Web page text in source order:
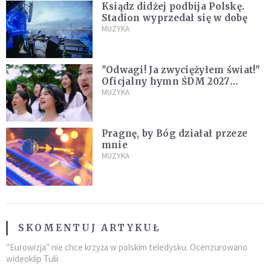
Ksiądz didżej podbija Polskę.
Stadion wyprzedał się w dobę
MUZYKA
"Odwagi! Ja zwyciężyłem świat!"
Oficjalny hymn ŚDM 2027
zaprezentowany
MUZYKA
Pragnę, by Bóg działał przeze
mnie
MUZYKA
SKOMENTUJ ARTYKUŁ
"Eurowizja" nie chce krzyża w polskim teledysku. Ocenzurowano
wideoklip Tulii